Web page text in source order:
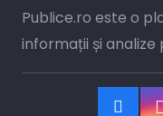
Publice.ro este o
informații și analize